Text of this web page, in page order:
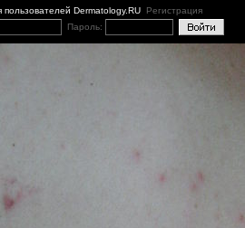
пользователей Dermatology.RU Регистрация
Пароль: